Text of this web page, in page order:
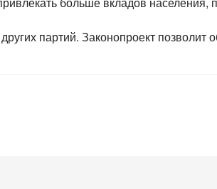
партий. Законопроект позволит